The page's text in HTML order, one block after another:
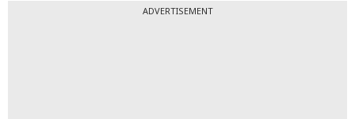
ADVERTISEMENT